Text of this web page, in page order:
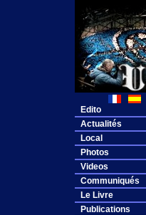
Edito
Actualités
Local
Photos
Videos
Communiqués
Le Livre
Publications